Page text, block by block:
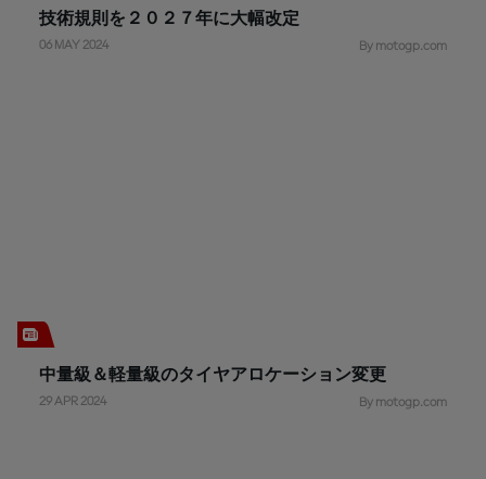
技術規則を２０２７年に大幅改定
06 MAY 2024 By motogp.com
中量級＆軽量級のタイヤアロケーション変更
29 APR 2024 By motogp.com